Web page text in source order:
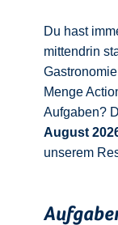
Du hast
mittendrin
Menge
Aufgaben?
August
unserem